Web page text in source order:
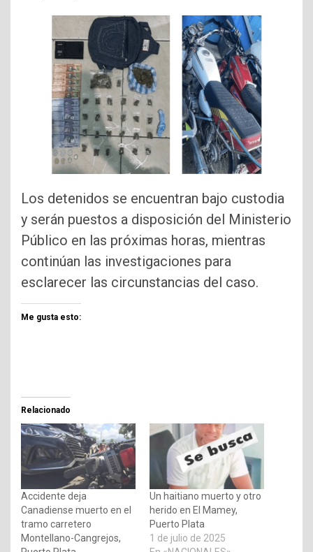
Los detenidos se encuentran bajo custodia
y serán puestos a disposición del Ministerio
Público en las próximas horas, mientras
continúan las investigaciones para
esclarecer las circunstancias del caso.
Me gusta esto:
Relacionado
Accidente deja
Canadiense muerto en el
tramo carretero
Montellano-Cangrejos,
Un haitiano muerto y otro
herido en El Mamey,
Puerto Plata
1 de julio de 2025